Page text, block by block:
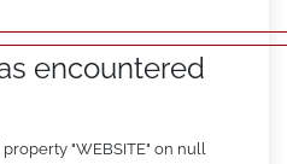
encountered
"WEBSITE" on null